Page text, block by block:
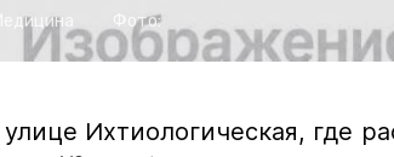
Медицина Фото:
Ихтиологическая, где